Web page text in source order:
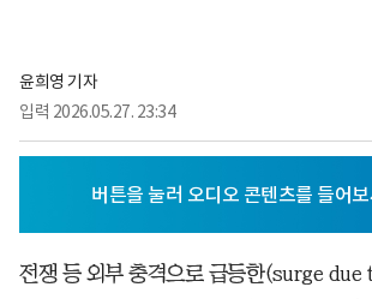
윤희영 기자
입력 2026.05.27. 23:34
전쟁 등 외부 충격으로 급등한(surge